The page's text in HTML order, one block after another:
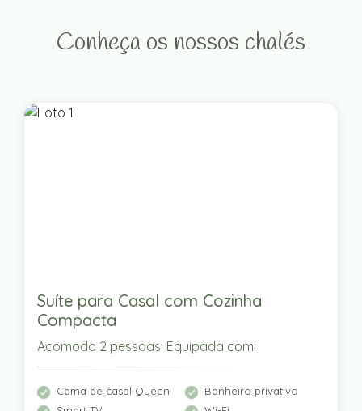
Conheça os nossos chalés
Suíte para Casal com Cozinha
Compacta
Acomoda 2 pessoas. Equipada com:
Cama de casal Queen
Banheiro privativo